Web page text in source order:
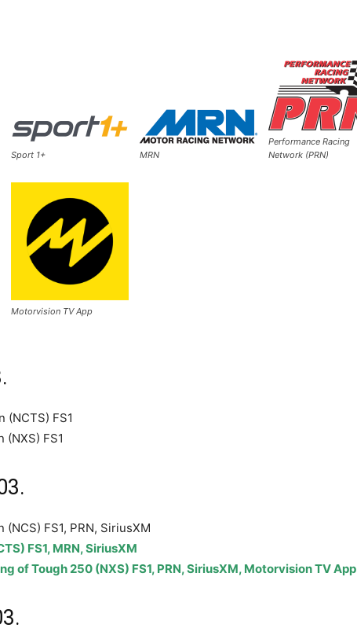
Sport 1+ MRN
Performance Racing
Network (PRN)
Motorvision TV App
(NCTS) FS1
(NXS) FS1
FS1, PRN, SiriusXM
FS1, MRN, SiriusXM
of Tough 250 (NXS) FS1, PRN, SiriusXM, Motorvision TV App